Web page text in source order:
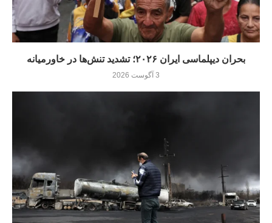
بحران دیپلماسی ایران ۲۰۲۶؛ تشدید تنش‌ها در خاورمیانه
3 آگوست 2026